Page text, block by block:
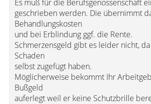
Es muß für die Berufsgenossenschaft
geschrieben werden. Die übernimmt
Behandlungskosten
und bei Erblindung ggf. die Rente.
Schmerzensgeld gibt es leider nicht,
Schaden
selbst zugefügt haben.
Möglicherweise bekommt Ihr
Bußgeld
auferlegt weil er keine Schutzbrille